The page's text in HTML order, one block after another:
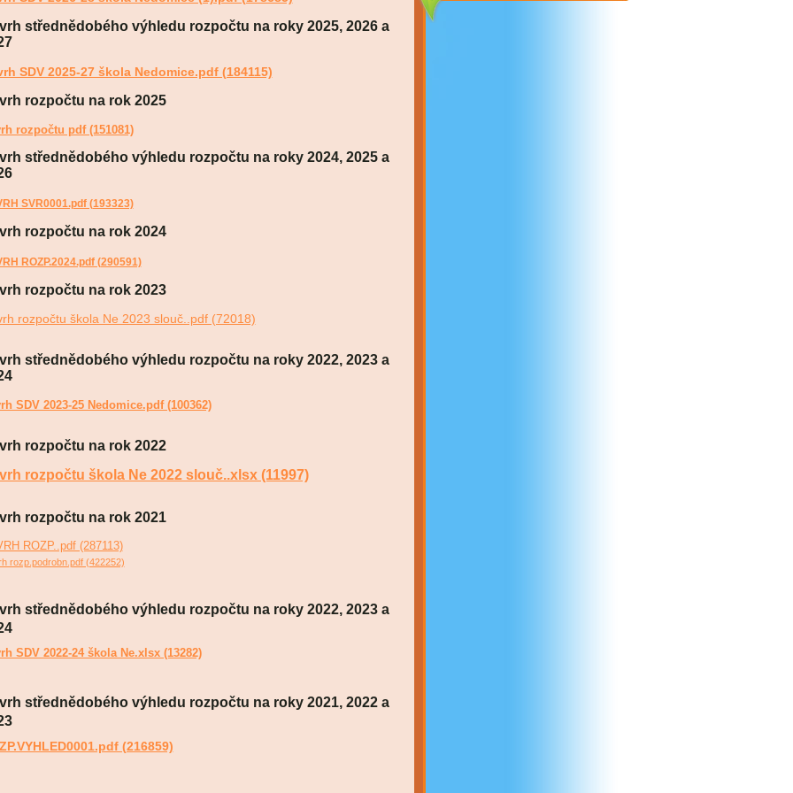
střednědobého výhledu rozpočtu na roky 2025,2026 a
SDV 2025-27 škola Nedomice.pdf (184115)
rozpočtu na rok 2025
rozpočtu pdf (151081)
střednědobého výhledu rozpočtu na roky 2024,2025 a
SVR0001.pdf (193323)
rozpočtu na rok 2024
ROZP.2024.pdf (290591)
rozpočtu na rok 2023
rozpočtu škola Ne 2023 slouč..pdf (72018)
střednědobého výhledu rozpočtu na roky 2022,2023 a
SDV 2023-25 Nedomice.pdf (100362)
rozpočtu na rok 2022
rozpočtu škola Ne 2022 slouč..xlsx (11997)
rozpočtu na rok 2021
ROZP..pdf (287113)
rozp.podrobn.pdf (422252)
střednědobého výhledu rozpočtu na roky 2022,2023 a
SDV 2022-24 škola Ne.xlsx (13282)
střednědobého výhledu rozpočtu na roky 2021,2022 a
(216859)